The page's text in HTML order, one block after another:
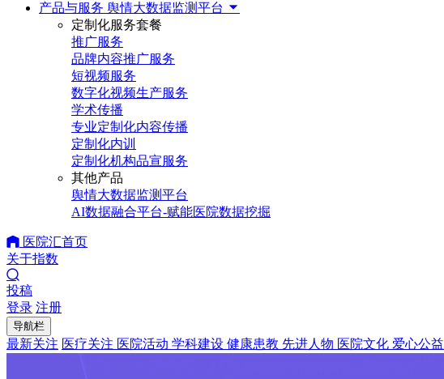
产品与服务 舆情大数据监测平台
定制化服务套餐
推广服务
品牌内容推广服务
短视频服务
数字化视频生产服务
学术传播
专业定制化内容传播
定制化内训
定制化机构品宣服务
其他产品
舆情大数据监测平台
AI数据融合平台-赋能医院数据挖掘
医院汇首页
关于指数
投稿
登录 注册
导航栏
最新关注 医疗关注 医院活动 学科建设 健康患教 先进人物 医院文化 爱心公益